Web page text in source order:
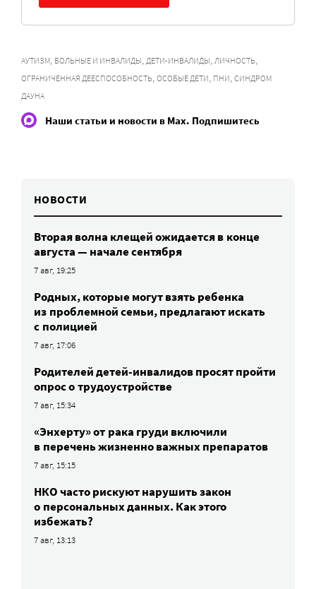
АУТИЗМ, БОЛЬНЫЕ И ИНВАЛИДЫ, ДЕТИ-ИНВАЛИДЫ, ЛИЧНОСТЬ,
ОГРАНИЧЕННАЯ ДЕЕСПОСОБНОСТЬ, ОСОБЫЕ ДЕТИ, ПНИ, СИНДРОМ
ДАУНА
Наши статьи и новости в Max. Подпишитесь
НОВОСТИ
Вторая волна клещей ожидается в конце
августа — начале сентября
7 авг, 19:25
Родных, которые могут взять ребенка
из проблемной семьи, предлагают искать
с полицией
7 авг, 17:06
Родителей детей-инвалидов просят пройти
опрос о трудоустройстве
7 авг, 15:34
«Энхерту» от рака груди включили
в перечень жизненно важных препаратов
7 авг, 15:15
НКО часто рискуют нарушить закон
о персональных данных. Как этого
избежать?
7 авг, 13:13